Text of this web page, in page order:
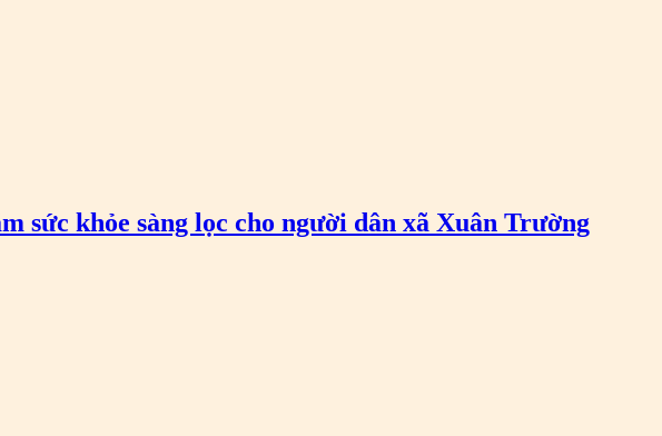
sức khỏe sàng lọc cho người dân xã Xuân Trường